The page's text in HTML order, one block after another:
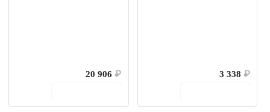
20 906 ₽
3 338 ₽